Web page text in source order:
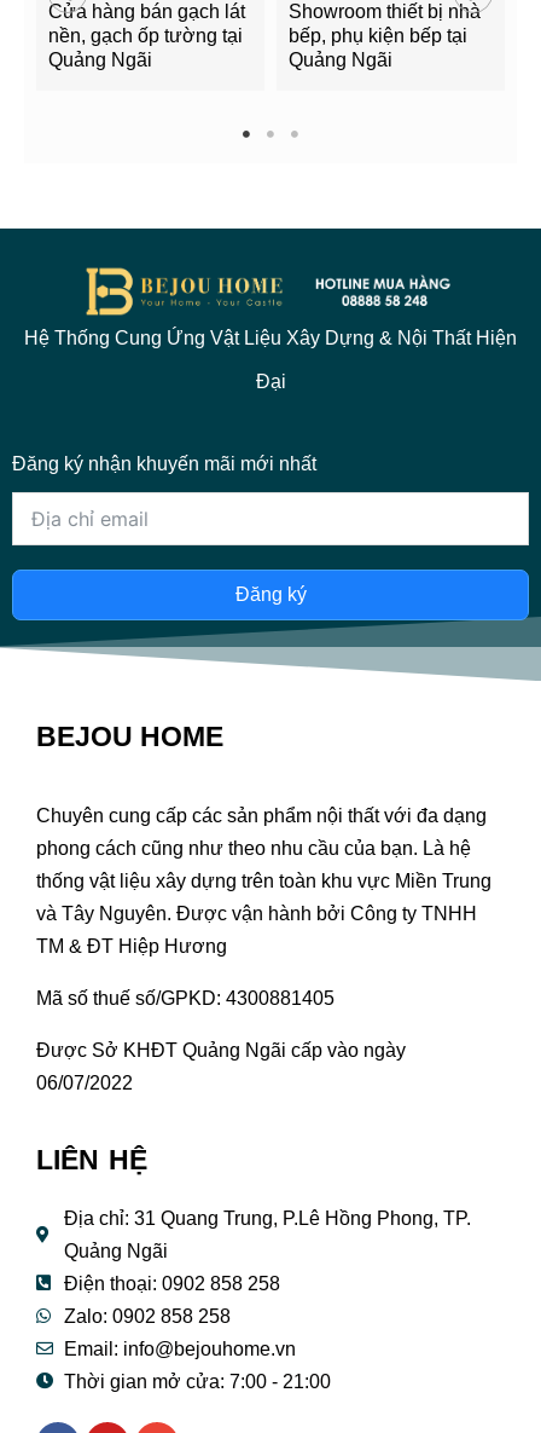
Cửa hàng bán gạch lát
nền, gạch ốp tường tại
Quảng Ngãi
Showroom thiết bị nhà
bếp, phụ kiện bếp tại
Quảng Ngãi
1 2 3
Hệ Thống Cung Ứng Vật Liệu Xây Dựng & Nội Thất Hiện
Đại
Đăng ký nhận khuyến mãi mới nhất
Đăng ký
BEJOU HOME
Chuyên cung cấp các sản phẩm nội thất với đa dạng
phong cách cũng như theo nhu cầu của bạn. Là hệ
thống vật liệu xây dựng trên toàn khu vực Miền Trung
và Tây Nguyên. Được vận hành bởi Công ty TNHH
TM & ĐT Hiệp Hương
Mã số thuế số/GPKD: 4300881405
Được Sở KHĐT Quảng Ngãi cấp vào ngày
06/07/2022
LIÊN HỆ
Địa chỉ: 31 Quang Trung, P.Lê Hồng Phong, TP.
Quảng Ngãi
Điện thoại: 0902 858 258
Zalo: 0902 858 258
Email: info@bejouhome.vn
Thời gian mở cửa: 7:00 - 21:00